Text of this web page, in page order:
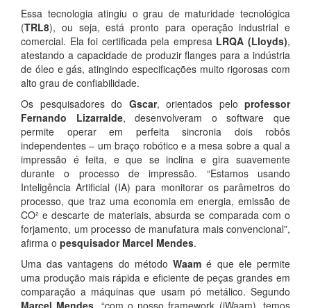
Essa tecnologia atingiu o grau de maturidade tecnológica
(TRL8), ou seja, está pronto para operação industrial e
comercial. Ela foi certificada pela empresa LRQA (Lloyds),
atestando a capacidade de produzir flanges para a indústria
de óleo e gás, atingindo especificações muito rigorosas com
alto grau de confiabilidade.
Os pesquisadores do Gscar, orientados pelo professor
Fernando Lizarralde, desenvolveram o software que
permite operar em perfeita sincronia dois robôs
independentes – um braço robótico e a mesa sobre a qual a
impressão é feita, e que se inclina e gira suavemente
durante o processo de impressão. “Estamos usando
Inteligência Artificial (IA) para monitorar os parâmetros do
processo, que traz uma economia em energia, emissão de
CO² e descarte de materiais, absurda se comparada com o
forjamento, um processo de manufatura mais convencional”,
afirma o pesquisador Marcel Mendes.
Uma das vantagens do métodoWaam é que ele permite
uma produção mais rápida e eficiente de peças grandes em
comparação a máquinas que usam pó metálico. Segundo
Marcel Mendes , “com o nosso framework (iWaam), temos